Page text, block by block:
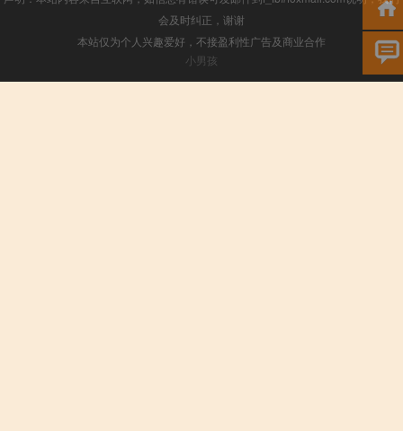
会及时纠正，谢谢
本站仅为个人兴趣爱好，不接盈利性广告及商业合作
小男孩